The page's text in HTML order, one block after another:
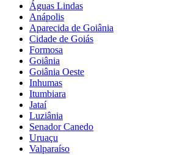
Águas Lindas
Anápolis
Aparecida de Goiânia
Cidade de Goiás
Formosa
Goiânia
Goiânia Oeste
Inhumas
Itumbiara
Jataí
Luziânia
Senador Canedo
Uruaçu
Valparaíso